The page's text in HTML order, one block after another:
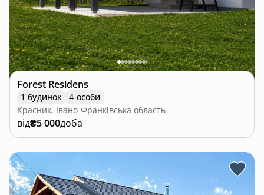
Forest Residens
1 будинок
4 особи
Красник, Івано-Франківська область
від₴5 000доба